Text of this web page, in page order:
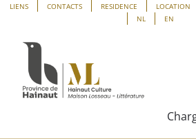
Panneau de gestion des cookies
Passer
contenu
LIENS CONTACTS RESIDENCE LOCATION
NL
EN